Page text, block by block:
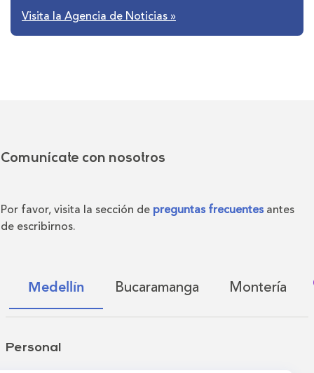
Visita la Agencia de Noticias»
Comunícate con nosotros
Por favor, visita la sección de preguntas frecuentes antes
de escribirnos.
Medellín Bucaramanga Montería
Personal